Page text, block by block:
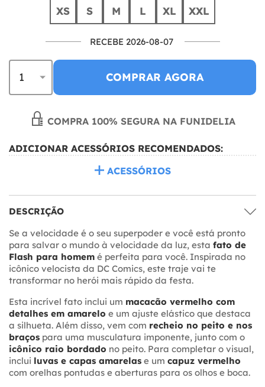
XS S M L XL XXL
RECEBE 2026-08-07
COMPRAR AGORA
COMPRA 100% SEGURA NA FUNIDELIA
ADICIONAR ACESSÓRIOS RECOMENDADOS:
ACESSÓRIOS
DESCRIÇÃO
Se a velocidade é o seu superpoder e você está pronto
para salvar o mundo à velocidade da luz, esta fato de
Flash para homem é perfeita para você. Inspirada no
icônico velocista da DC Comics, este traje vai te
transformar no herói mais rápido da festa.
Esta incrível fato inclui um macacão vermelho com
detalhes em amarelo e um ajuste elástico que destaca
a silhueta. Além disso, vem com recheio no peito e nos
braços para uma musculatura imponente, junto com o
icônico raio bordado no peito. Para completar o visual,
inclui luvas e capas amarelas e um capuz vermelho
com orelhas pontudas e aberturas para os olhos e boca.